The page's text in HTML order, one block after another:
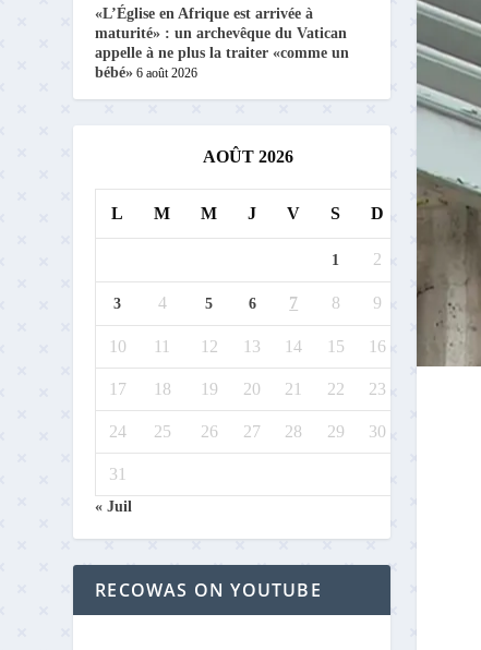
«L’Église en Afrique est arrivée à
maturité» : un archevêque du Vatican
appelle à ne plus la traiter «comme un
bébé» 6 août 2026
AOÛT 2026
L M M J V S D
1 2
3 4 5 6 7 8 9
10 11 12 13 14 15 16
17 18 19 20 21 22 23
24 25 26 27 28 29 30
31
« Juil
RECOWAS ON YOUTUBE